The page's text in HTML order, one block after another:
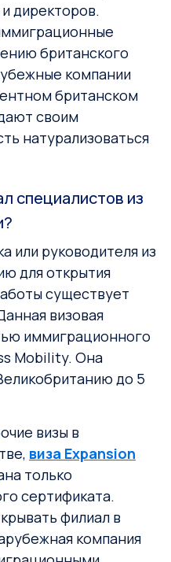
директоров.
британского
компании
британском
своим
натурализоваться
специалистов из
или руководителя из
для открытия
существует
визовая
иммиграционного
Mobility. Она
до 5
визы в
виза Expansion
только
сертификата.
филиал в
компания